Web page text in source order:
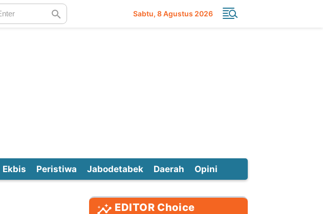
Sabtu 8 Agustus 2026
Ekbis Peristiwa Jabodetabek Daerah Opini
EDITOR Choice